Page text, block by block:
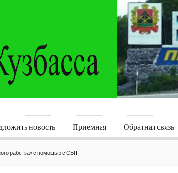
новость Приемная Обратная связь
рабства» с помощью с СБП